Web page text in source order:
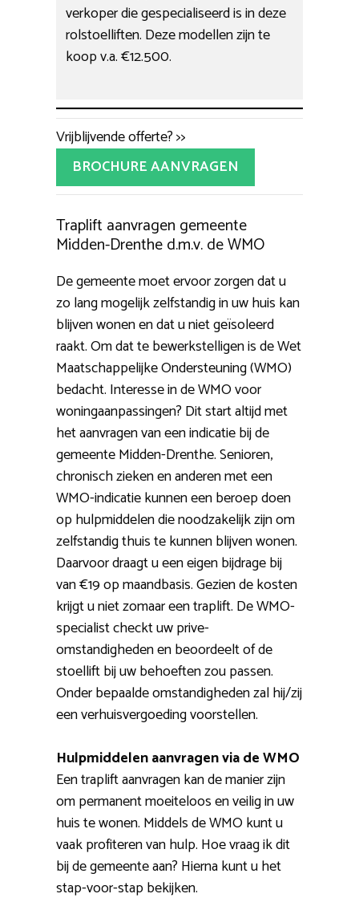
verkoper die gespecialiseerd is in deze
rolstoelliften. Deze modellen zijn te
koop v.a. €12.500.
Vrijblijvende offerte? >>
BROCHURE AANVRAGEN
Traplift aanvragen gemeente
Midden-Drenthe d.m.v. de WMO
De gemeente moet ervoor zorgen dat u
zo lang mogelijk zelfstandig in uw huis kan
blijven wonen en dat u niet geïsoleerd
raakt. Om dat te bewerkstelligen is de Wet
Maatschappelijke Ondersteuning (WMO)
bedacht. Interesse in de WMO voor
woningaanpassingen? Dit start altijd met
het aanvragen van een indicatie bij de
gemeente Midden-Drenthe. Senioren,
chronisch zieken en anderen met een
WMO-indicatie kunnen een beroep doen
op hulpmiddelen die noodzakelijk zijn om
zelfstandig thuis te kunnen blijven wonen.
Daarvoor draagt u een eigen bijdrage bij
van €19 op maandbasis. Gezien de kosten
krijgt u niet zomaar een traplift. De WMO-
specialist checkt uw prive-
omstandigheden en beoordeelt of de
stoellift bij uw behoeften zou passen.
Onder bepaalde omstandigheden zal hij/zij
een verhuisvergoeding voorstellen.
Hulpmiddelen aanvragen via de WMO
Een traplift aanvragen kan de manier zijn
om permanent moeiteloos en veilig in uw
huis te wonen. Middels de WMO kunt u
vaak profiteren van hulp. Hoe vraag ik dit
bij de gemeente aan? Hierna kunt u het
stap-voor-stap bekijken.